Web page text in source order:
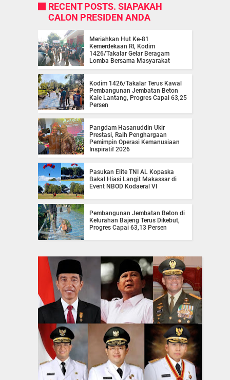
RECENT POSTS. SIAPAKAH
CALON PRESIDEN ANDA
Meriahkan Hut Ke-81
Kemerdekaan RI, Kodim
1426/Takalar Gelar Beragam
Lomba Bersama Masyarakat
Kodim 1426/Takalar Terus Kawal
Pembangunan Jembatan Beton
Kale Lantang, Progres Capai 63,25
Persen
Pangdam Hasanuddin Ukir
Prestasi, Raih Penghargaan
Pemimpin Operasi Kemanusiaan
Inspiratif 2026
Pasukan Elite TNI AL Kopaska
Bakal Hiasi Langit Makassar di
Event NBOD Kodaeral VI
Pembangunan Jembatan Beton di
Kelurahan Bajeng Terus Dikebut,
Progres Capai 63,13 Persen